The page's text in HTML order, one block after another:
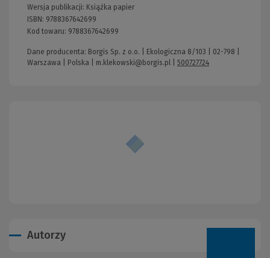
Wersja publikacji: Książka papier
ISBN: 9788367642699
Kod towaru: 9788367642699
Dane producenta: Borgis Sp. z o.o. | Ekologiczna 8/103 | 02-798 |
Warszawa | Polska | m.klekowski@borgis.pl 500727724
Autorzy